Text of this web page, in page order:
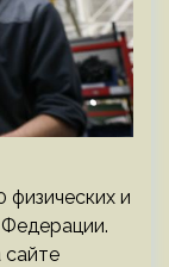
физических и